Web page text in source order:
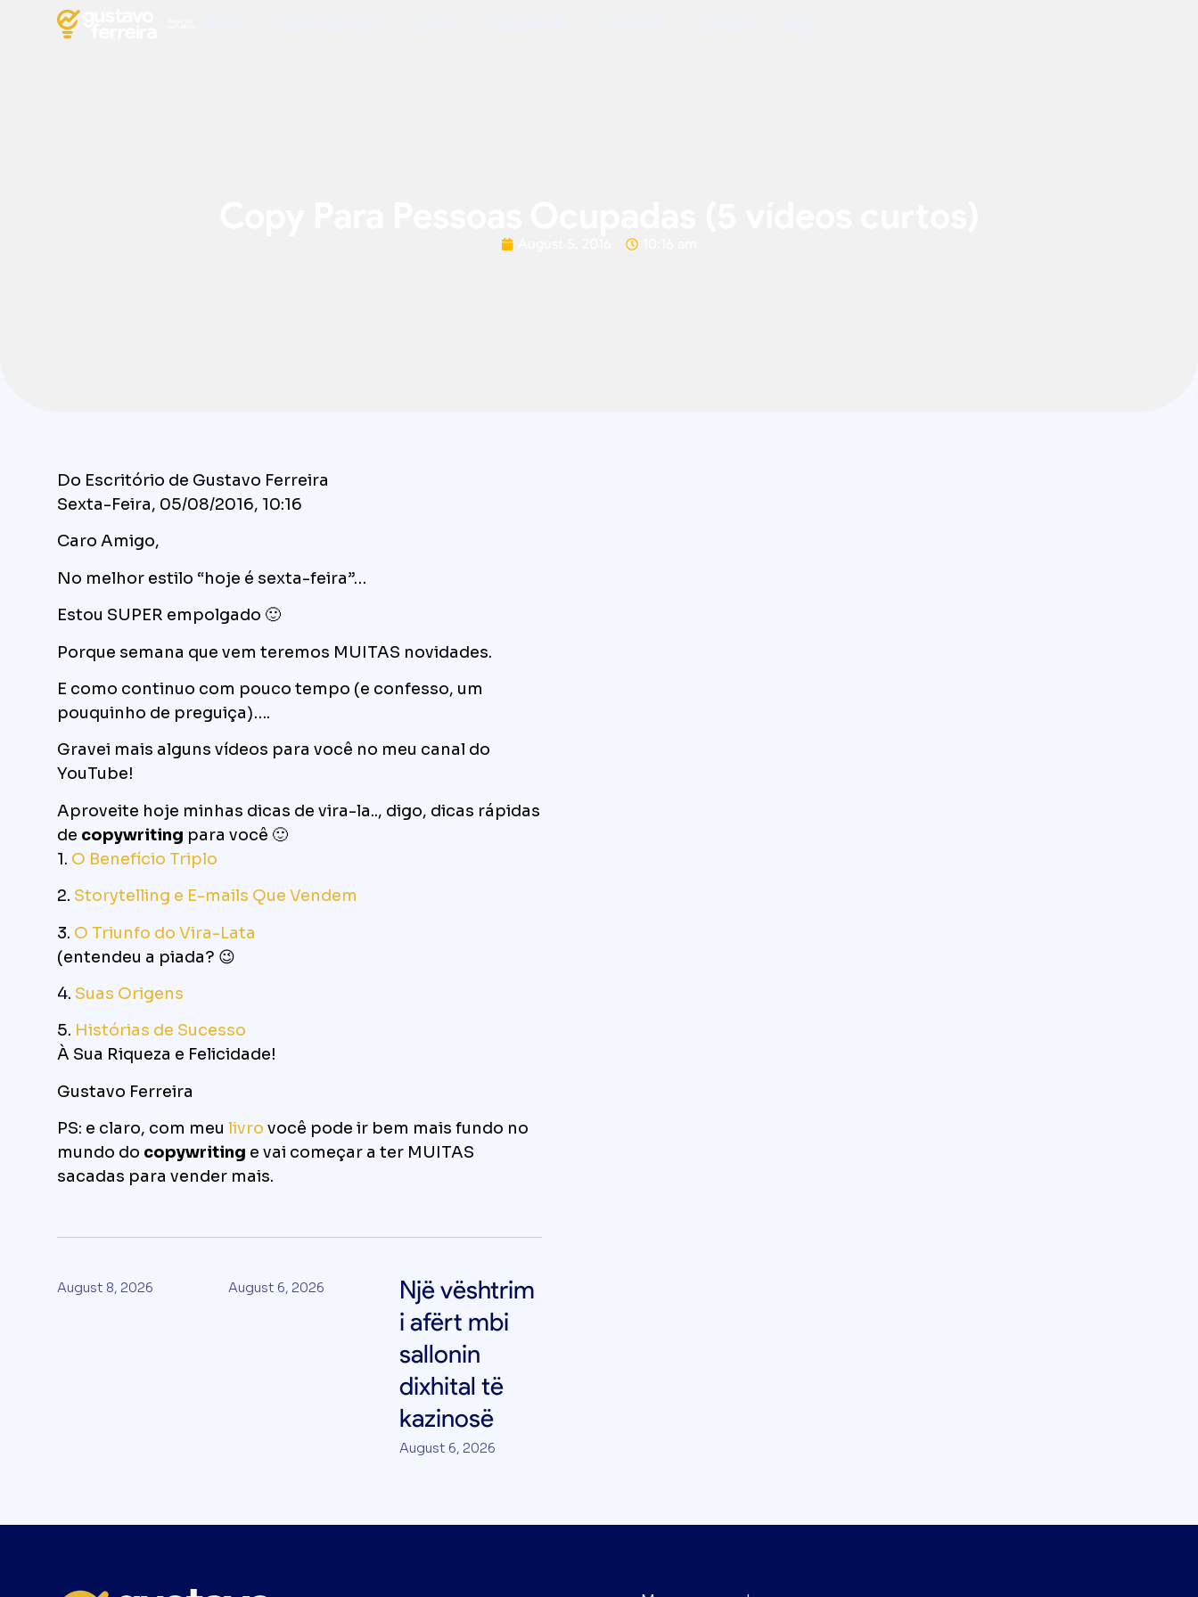
Do Escritório de Gustavo Ferreira
Sexta-Feira, 05/08/2016, 10:16
Caro Amigo,
No melhor estilo “hoje é sexta-feira”…
Estou SUPER empolgado 🙂
Porque semana que vem teremos MUITAS novidades.
E como continuo com pouco tempo (e confesso, um
pouquinho de preguiça)….
Gravei mais alguns vídeos para você no meu canal do
YouTube!
Aproveite hoje minhas dicas de vira-la.., digo, dicas rápidas
de copywriting para você 🙂
1. O Benefício Triplo
2. Storytelling e E-mails Que Vendem
3. O Triunfo do Vira-Lata
(entendeu a piada? 😉
4. Suas Origens
5. Histórias de Sucesso
À Sua Riqueza e Felicidade!
Gustavo Ferreira
PS: e claro, com meu livro você pode ir bem mais fundo no
mundo do copywriting e vai começar a ter MUITAS
sacadas para vender mais.
August 8, 2026 August 6, 2026
Një vështrim
i afërt mbi
sallonin
dixhital të
kazinosë
August 6, 2026